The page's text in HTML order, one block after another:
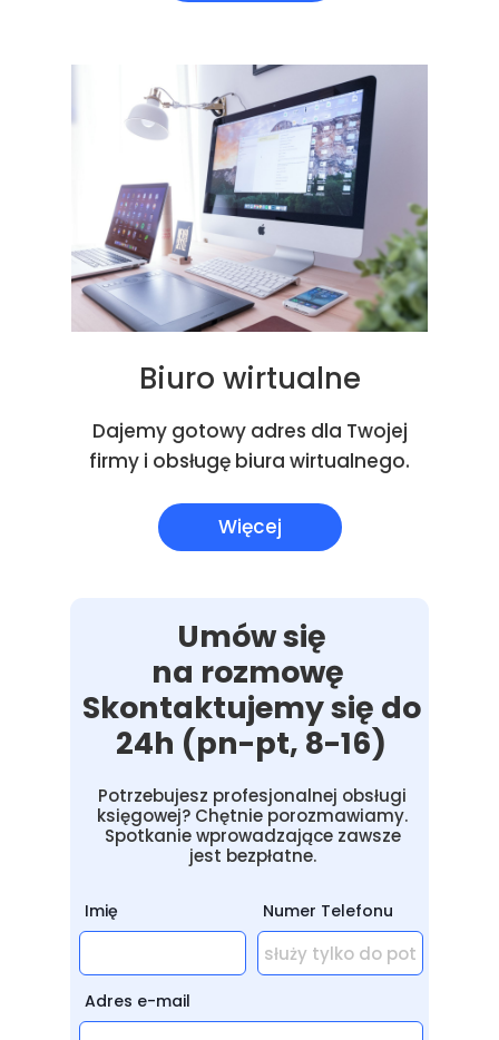
Biuro wirtualne
Więcej
Dajemy gotowy adres dla Twojej
firmy i obsługę biura wirtualnego.
Imię Numer Telefonu
Adres e-mail
Umów się
na rozmowę
Skontaktujemy się do
24h (pn-pt, 8-16)
Potrzebujesz profesjonalnej obsługi
księgowej? Chętnie porozmawiamy.
Spotkanie wprowadzające zawsze
jest bezpłatne.